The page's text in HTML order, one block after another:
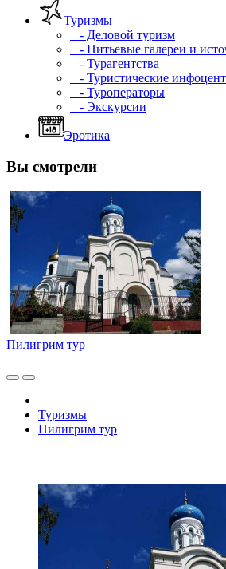
Туризмы
- Деловой туризм
- Питьевые галереи и
- Турагентства
- Туристические
- Туроператоры
- Экскурсии
Эротика
Вы смотрели
Пилигрим тур
Туризмы
Пилигрим тур